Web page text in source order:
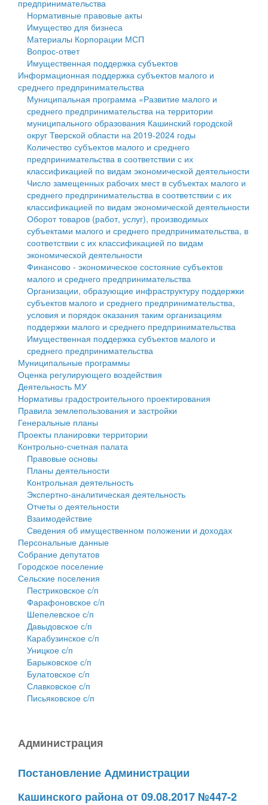
Государственные услуги
Промышленность и АПК
Экономика и бизнес
...
Символика
Устав
Гостям округа
Туризм
Культура
Образование
Здравоохранение
Социальная защита
Фотоальбом
муниципального округа Тверской области
Администрация Кашинского муниципального округа
Тверской области
Управление сельскими территориями
Открытые данные
Работа с обращениями граждан
Муниципальный контроль
Муниципальные услуги
Проекты административных регламентов
Антимонопольный комплаенс
Противодействие коррупции
Финансовое управление
Бюджет для граждан
Имущество
Выявление правообладателей ранее учтенных
объектов недвижимости
Имущественная поддержка субъектов малого и
среднего предпринимательства
Информационная поддержка субъектов малого и
среднего предпринимательства
Муниципальные программы
Контрольно-счетная палата
Персональные данные
Оценка регулирующего воздействия
Деятельность МУ
Нормативы градостроительного проектирования
Правила землепользования и застройки
Генеральные планы
Проекты планировки территории
Собрание депутатов
Городское поселение
Сельские поселения
предпринимательства
Нормативные правовые акты
Имущество для бизнеса
Материалы Корпорации МСП
Вопрос-ответ
Имущественная поддержка субъектов
Информационная поддержка субъектов малого и
среднего предпринимательства
Муниципальная программа «Развитие малого и
среднего предпринимательства на территории
муниципального образования Кашинский городской
округ Тверской области на 2019-2024 годы
Количество субъектов малого и среднего
предпринимательства в соответствии с их
классификацией по видам экономической деятельности
Число замещенных рабочих мест в субъектах малого и
среднего предпринимательства в соответствии с их
классификацией по видам экономической деятельности
Оборот товаров (работ, услуг), производимых
субъектами малого и среднего предпринимательства, в
соответствии с их классификацией по видам
экономической деятельности
Финансово - экономическое состояние субъектов
малого и среднего предпринимательства
Организации, образующие инфраструктуру поддержки
субъектов малого и среднего предпринимательства,
условия и порядок оказания таким организациям
поддержки малого и среднего предпринимательства
Имущественная поддержка субъектов малого и
среднего предпринимательства
Муниципальные программы
Оценка регулирующего воздействия
Деятельность МУ
Нормативы градостроительного проектирования
Правила землепользования и застройки
Генеральные планы
Проекты планировки территории
Контрольно-счетная палата
Правовые основы
Планы деятельности
Контрольная деятельность
Экспертно-аналитическая деятельность
Отчеты о деятельности
Взаимодействие
Сведения об имущественном положении и доходах
Персональные данные
Собрание депутатов
Городское поселение
Сельские поселения
Пестриковское с/п
Фарафоновское с/п
Шепелевское с/п
Давыдовское с/п
Карабузинское с/п
Уницкое с/п
Барыковское с/п
Булатовское с/п
Славковское с/п
Письяковское с/п
Администрация
Постановление Администрации
Кашинского района от 09.08.2017 №447-2